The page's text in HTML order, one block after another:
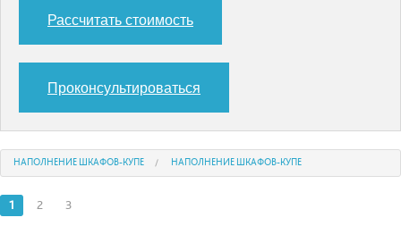
Рассчитать стоимость
Проконсультироваться
НАПОЛНЕНИЕ ШКАФОВ-КУПЕ НАПОЛНЕНИЕ ШКАФОВ-КУПЕ
1 2 3